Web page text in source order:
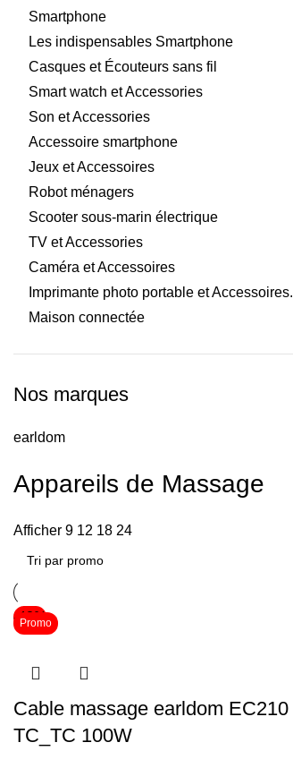
Smartphone
Les indispensables Smartphone
Casques et Écouteurs sans fil
Smart watch et Accessories
Son et Accessories
Accessoire smartphone
Jeux et Accessoires
Robot ménagers
Scooter sous-marin électrique
TV et Accessories
Caméra et Accessoires
Imprimante photo portable et Accessoires.
Maison connectée
Nos marques
earldom
Appareils de Massage
Afficher 9 12 18 24
-43%
Promo
Cable massage earldom EC210
TC_TC 100W